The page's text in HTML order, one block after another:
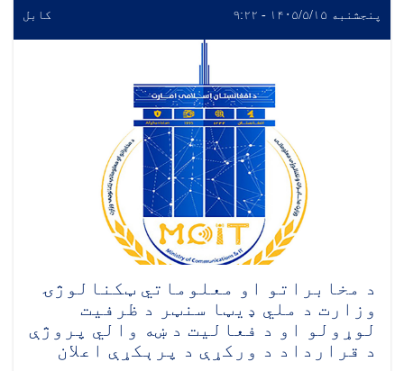
پنجشنبه ۱۴۰۵/۵/۱۵ - ۹:۲۲ کابل
د مخابراتو او معلوماتي ټکنالوژۍ
وزارت د ملي ډیټا سنټر د ظرفیت
لوړولو او د فعالیت د ښه والي پروژې
د قرارداد د ورکړې د پرېکړې اعلان